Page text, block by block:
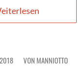
VON MANNIOTTO